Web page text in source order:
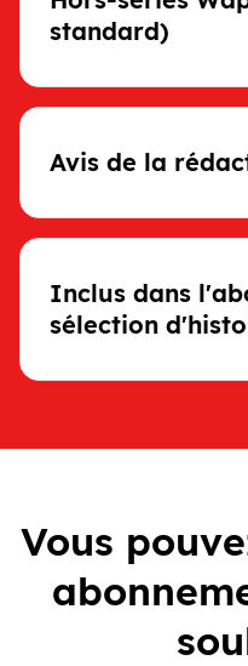
standard)
Avis de la
Inclus dans
sélection
Vous